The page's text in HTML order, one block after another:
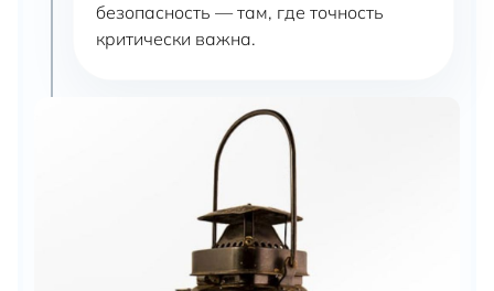
безопасность — там, где точность
критически важна.